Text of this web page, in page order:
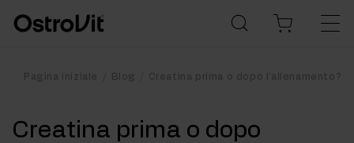
Pagina iniziale Blog Creatina prima o dopo l'allenamento?
Creatina prima o dopo